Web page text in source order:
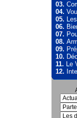
03.
04.
05.
06.
07.
08.
09.
10.
11.Le
12.